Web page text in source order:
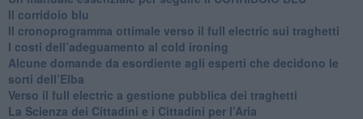
Il corridoio blu
​Il cronoprogramma ottimale verso il full electric sui traghetti
​I costi dell’adeguamento al cold ironing
Alcune domande da esordiente agli esperti che decidono le
sorti dell’Elba
Verso il full electric a gestione pubblica dei traghetti​
​La Scienza dei Cittadini e i Cittadini per l’Aria